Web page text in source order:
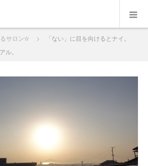
サロン✫
「ない」に目を向けるとナイ。
ル。